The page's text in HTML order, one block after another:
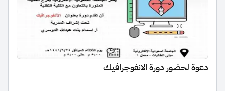
دعوة لحضور دورة الانفوجرافيك